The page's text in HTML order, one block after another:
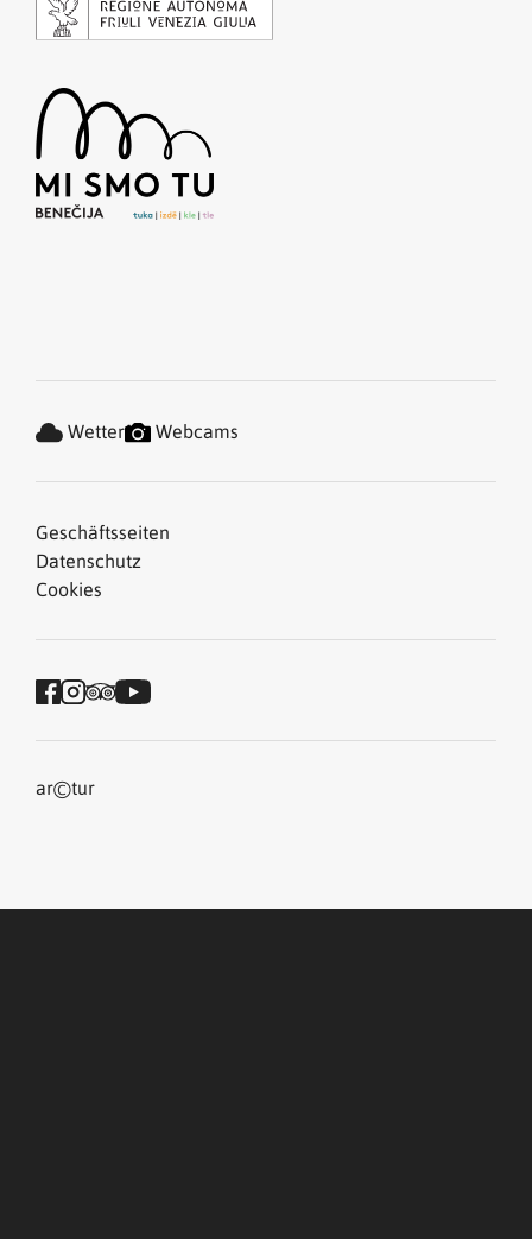
Geschäftsseiten
Datenschutz
Cookies
Wetter Webcams
ar©tur